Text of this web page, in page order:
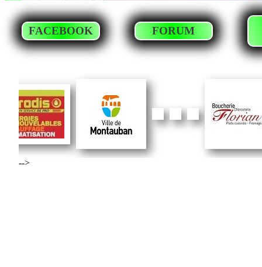
FACEBOOK FORUM
-->